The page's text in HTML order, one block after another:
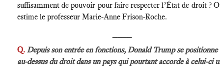
suffisamment de pouvoir pour faire respecter l’État de droit ?
estime le professeur Marie-Anne Frison-Roche.
Q. Depuis son entrée en fonctions, Donald Trump se positionne
au-dessus du droit dans un pays qui pourtant accorde à celui-ci